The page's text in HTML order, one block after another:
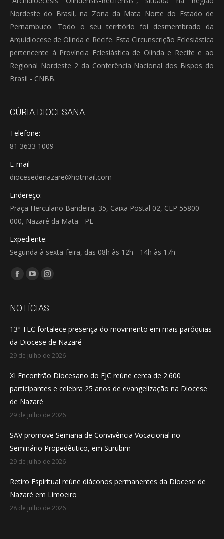
Nordeste do Brasil, na Zona da Mata Norte do Estado de
Pernambuco. Todo o seu território foi desmembrado da
Arquidiocese de Olinda e Recife. Esta Circunscrição Eclesiástica
pertencente à Província Eclesiástica de Olinda e Recife e ao
Regional Nordeste 2 da Conferência Nacional dos Bispos do
Brasil - CNBB.
CÚRIA DIOCESANA
Telefone:
81 3633 1009
E-mail
diocesedenazare@hotmail.com
Endereço:
Praça Herculano Bandeira, 35, Caixa Postal 02, CEP 55800 -
000, Nazaré da Mata - PE
Expediente:
Segunda à sexta-feira, das 08h às 12h - 14h às 17h
Encontre-nos em:
Facebook
opens
new
window
YouTube
opens
new
window
Instagram
opens
new
window
NOTÍCIAS
13º TLC fortalece presença do movimento em mais paróquias
da Diocese de Nazaré
29 de julho de 2026
XI Encontrão Diocesano do EJC reúne cerca de 2.600
participantes e celebra 25 anos de evangelização na Diocese
de Nazaré
29 de julho de 2026
SAV promove Semana de Convivência Vocacional no
Seminário Propedêutico, em Surubim
29 de julho de 2026
Retiro Espiritual reúne diáconos permanentes da Diocese de
Nazaré em Limoeiro
28 de julho de 2026